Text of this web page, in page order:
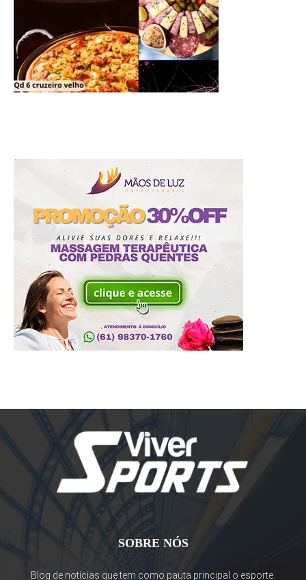
SOBRE NÓS
Blog de notícias que tem como pauta principal o esporte.